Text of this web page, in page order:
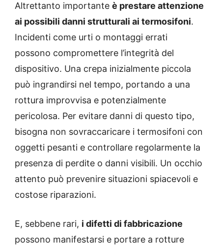
Altrettanto importante è prestare attenzione
ai possibili danni strutturali ai termosifoni.
Incidenti come urti o montaggi errati
possono compromettere l’integrità del
dispositivo. Una crepa inizialmente piccola
può ingrandirsi nel tempo, portando a una
rottura improvvisa e potenzialmente
pericolosa. Per evitare danni di questo tipo,
bisogna non sovraccaricare i termosifoni con
oggetti pesanti e controllare regolarmente la
presenza di perdite o danni visibili. Un occhio
attento può prevenire situazioni spiacevoli e
costose riparazioni.
E, sebbene rari, i difetti di fabbricazione
possono manifestarsi e portare a rotture